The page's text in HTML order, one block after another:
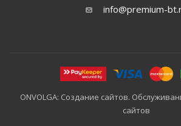
info@premium-
ONVOLGA: Создание сайтов.
сайтов